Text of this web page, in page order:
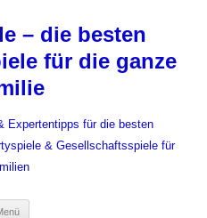
– die besten
für die ganze
Expertentipps für die besten
& Gesellschaftsspiele für